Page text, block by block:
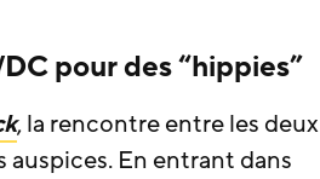
pour des “hippies”
, la rencontre entre les deux
En entrant dans